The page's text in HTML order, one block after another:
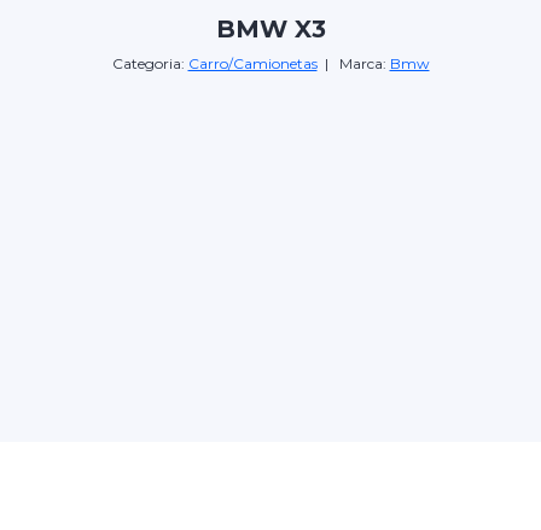
BMW X3
Categoria: Carro/Camionetas| Marca: Bmw